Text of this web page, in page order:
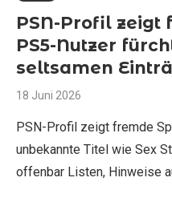
PSN-Profil zeigt
PS5-Nutzer
seltsamen
18 Juni 2026
PSN-Profil zeigt fremde
unbekannte Titel wie Sex
offenbar Listen, Hinweise